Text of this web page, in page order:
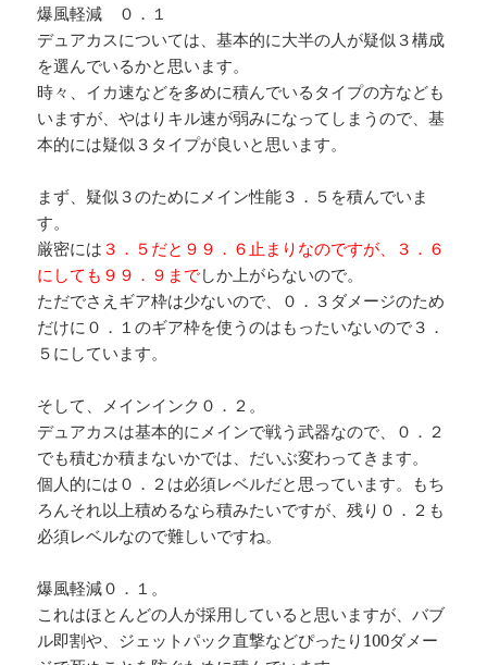
爆風軽減 ０．１
デュアカスについては、基本的に大半の人が疑似３構成
を選んでいるかと思います。
時々、イカ速などを多めに積んでいるタイプの方なども
いますが、やはりキル速が弱みになってしまうので、基
本的には疑似３タイプが良いと思います。
まず、疑似３のためにメイン性能３．５を積んでいま
す。
厳密には ３．５だと９９．６止まりなのですが、３．６
にしても９９．９までしか上がらないので。
ただでさえギア枠は少ないので、０．３ダメージのため
だけに０．１のギア枠を使うのはもったいないので３．
５にしています。
そして、メインインク０．２。
デュアカスは基本的にメインで戦う武器なので、０．２
でも積むか積まないかでは、だいぶ変わってきます。
個人的には０．２は必須レベルだと思っています。もち
ろんそれ以上積めるなら積みたいですが、残り０．２も
必須レベルなので難しいですね。
爆風軽減０．１。
これはほとんどの人が採用していると思いますが、バブ
ル即割や、ジェットパック直撃などぴったり100ダメー